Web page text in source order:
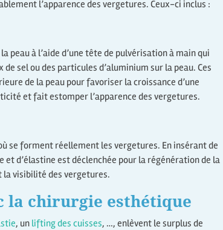
l’apparence des vergetures. Ceux-ci inclus :
peau à l’aide d’une tête de pulvérisation à main qui
sel ou des particules d’aluminium sur la peau. Ces
de la peau pour favoriser la croissance d’une
et fait estomper l’apparence des vergetures.
se forment réellement les vergetures. En insérant de
d’élastine est déclenchée pour la régénération de la
la visibilité des vergetures.
la chirurgie esthétique
, un lifting des cuisses, …, enlèvent le surplus de